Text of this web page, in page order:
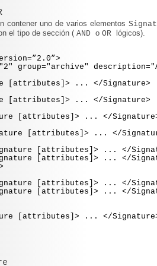
contener uno de varios elementos
el tipo de sección ( AND o OR lógicos).
... </Signature>
... </Signature>
... </
... </
... </
... </
... </
... </
... </